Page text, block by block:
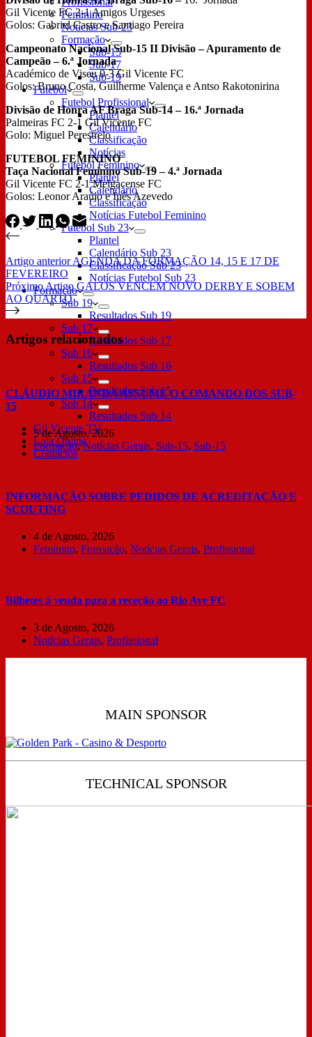
Feminino
Notícias Sub-23
Formação
Sub-15
Sub-17
Sub-19
Futebol
Futebol Profissional
Plantel
Calendário
Classificação
Notícias
Futebol Feminino
Plantel
Calendário
Classificação
Notícias Futebol Feminino
Futebol Sub 23
Plantel
Calendário Sub 23
Classificação Sub 23
Notícias Futebol Sub 23
Formação
Sub 19
Resultados Sub 19
Sub 17
Resultados Sub 17
Sub 16
Resultados Sub 16
Sub 15
Resultados Sub 15
Sub 14
Resultados Sub 14
Gil Vicente TV
Loja Online
Contactos
Gil Vicente FC 2-1 Amigos Urgeses
Golos: Gabriel Castro e Santiago Pereira
Campeonato Nacional Sub-15 II Divisão – Apuramento de
Campeão – 6.ª Jornada
Académico de Viseu 0-3 Gil Vicente FC
Golos: Bruno Costa, Guilherme Valença e Antso Rakotonirina
Divisão de Honra AF Braga Sub-14 – 16.ª Jornada
Palmeiras FC 2-1 Gil Vicente FC
Golo: Miguel Perestrelo
FUTEBOL FEMININO
Taça Nacional Feminino Sub-19 – 4.ª Jornada
Gil Vicente FC 2-1 Melgacense FC
Golos: Leonor Araújo e Inês Azevedo
Artigo anteriorAGENDA DA FORMAÇÃO 14, 15 E 17 DE
FEVEREIRO
PróximoArtigo GALOS VENCEM NOVO DERBY E SOBEM
AO QUARTO
Artigos relacionados
CLÁUDIO MIRANDA ASSUME O COMANDO DOS SUB-
15
5 de Agosto, 2026
Formação,Notícias Gerais, Sub-15, Sub-15
INFORMAÇÃO SOBRE PEDIDOS DE ACREDITAÇÃO E
SCOUTING
4 de Agosto, 2026
Feminino, Formação, Notícias Gerais, Profissional
Bilhetes à venda para a receção ao Rio Ave FC
3 de Agosto, 2026
Notícias Gerais, Profissional
MAIN SPONSOR
TECHNICAL SPONSOR